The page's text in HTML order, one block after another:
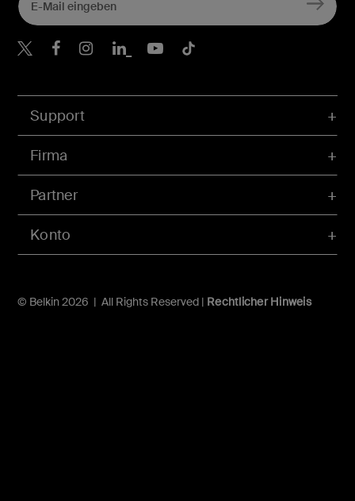
Konto
Support
Firma
Partner
© Belkin 2026 | All Rights Reserved | Rechtlicher Hinweis
Belkin Twitter
Belkin Facebook
Belkin Instagram
Belkin LinkedIn
Belkin Youtube
Belkin TikTok